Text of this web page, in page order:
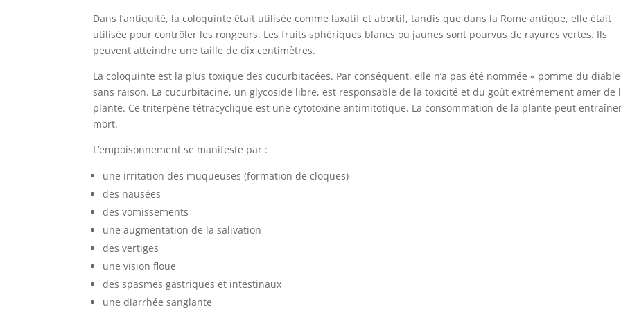
Dans l’antiquité, la coloquinte était utilisée comme laxatif et abortif, tandis que dans la Rome antique, elle était
utilisée pour contrôler les rongeurs. Les fruits sphériques blancs ou jaunes sont pourvus de rayures vertes. Ils
peuvent atteindre une taille de dix centimètres.
La coloquinte est la plus toxique des cucurbitacées. Par conséquent, elle n’a pas été nommée « pomme du
sans raison. La cucurbitacine, un glycoside libre, est responsable de la toxicité et du goût extrêmement amer de
plante. Ce triterpène tétracyclique est une cytotoxine antimitotique. La consommation de la plante peut
mort.
L’empoisonnement se manifeste par :
une irritation des muqueuses (formation de cloques)
des nausées
des vomissements
une augmentation de la salivation
des vertiges
une vision floue
des spasmes gastriques et intestinaux
une diarrhée sanglante